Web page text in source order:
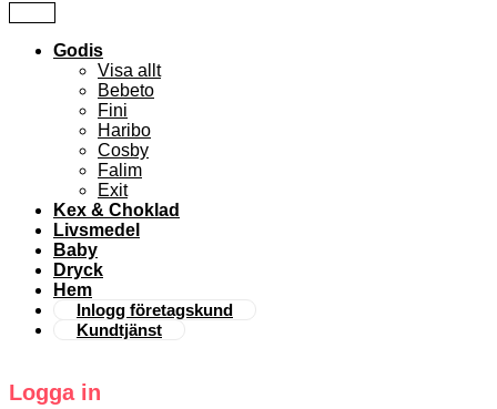
Godis
Visa allt
Bebeto
Fini
Haribo
Cosby
Falim
Exit
Kex & Choklad
Livsmedel
Baby
Dryck
Hem
Inlogg företagskund
Kundtjänst
Logga in